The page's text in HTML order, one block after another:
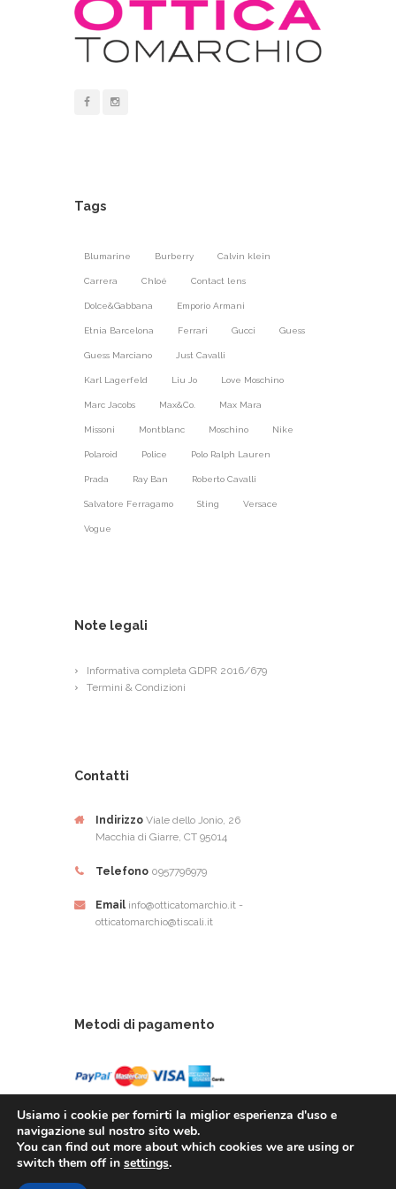
Tags
Blumarine Burberry Calvin klein
Carrera Chloé Contact lens
Dolce&Gabbana Emporio Armani
Etnia Barcelona Ferrari Gucci Guess
Guess Marciano Just Cavalli
Karl Lagerfeld Liu Jo Love Moschino
Marc Jacobs Max&Co. Max Mara
Missoni Montblanc Moschino Nike
Polaroid Police Polo Ralph Lauren
Prada Ray Ban Roberto Cavalli
Salvatore Ferragamo Sting Versace
Vogue
Note legali
Informativa completa GDPR 2016/679
Termini & Condizioni
Contatti
Indirizzo Viale dello Jonio, 26
Macchia di Giarre, CT 95014
Telefono 0957796979
Email info@otticatomarchio.it -
otticatomarchio@tiscali.it
Metodi di pagamento
Ottica Tomarchio di Tomachio Rosario Alfio - Via
Usiamo i cookie per fornirti la miglior esperienza d'uso e
navigazione sul nostro sito web.
You can find out more about which cookies we are using or
switch them off in settings.